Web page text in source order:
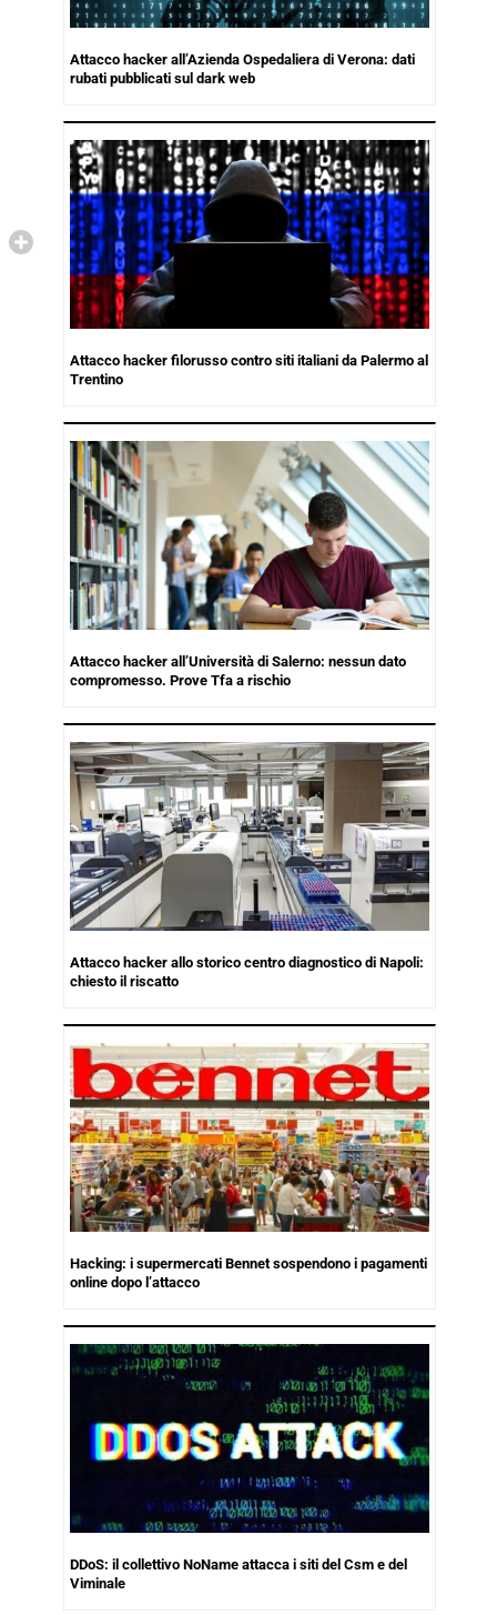
Attacco hacker all’Azienda Ospedaliera di Verona: dati
rubati pubblicati sul dark web
Attacco hacker filorusso contro siti italiani da Palermo al
Trentino
Attacco hacker all’Università di Salerno: nessun dato
compromesso. Prove Tfa a rischio
Attacco hacker allo storico centro diagnostico di Napoli:
chiesto il riscatto
Hacking: i supermercati Bennet sospendono i pagamenti
online dopo l’attacco
DDoS: il collettivo NoName attacca i siti del Csm e del
Viminale